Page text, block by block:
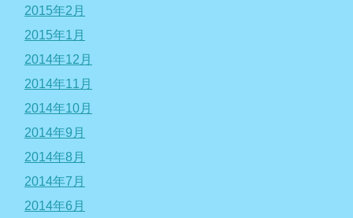
2015年2月
2015年1月
2014年12月
2014年11月
2014年10月
2014年9月
2014年8月
2014年7月
2014年6月